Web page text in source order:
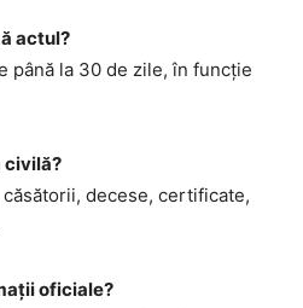
actul?
până la 30 de zile, în funcție
civilă?
decese, certificate,
oficiale?